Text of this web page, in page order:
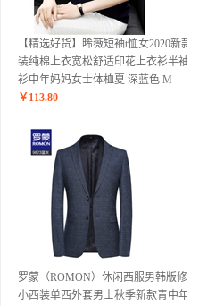
【精选好货】晞薇短袖t恤女2020新款夏
装纯棉上衣宽松舒适印花上衣衫半袖小
衫中年妈妈女士体桖夏 深蓝色 M
￥ 113.80
罗蒙（ROMON）休闲西服男韩版修身
小西装单西外套男士秋季新款青中年商